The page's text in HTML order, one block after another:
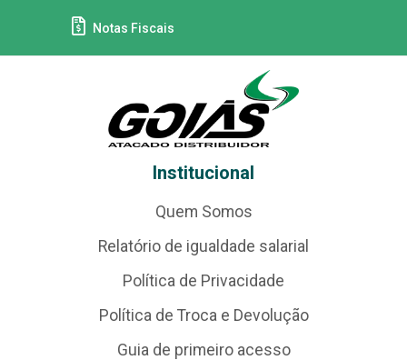
Notas Fiscais
Institucional
Quem Somos
Relatório de igualdade salarial
Política de Privacidade
Política de Troca e Devolução
Guia de primeiro acesso